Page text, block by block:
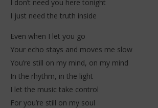
I don’t need you here tonight
I just need the truth inside
Even when I let you go
Your echo stays and moves me slow
You’re still on my mind, on my mind
In the rhythm, in the light
I let the music take control
For you’re still on my soul